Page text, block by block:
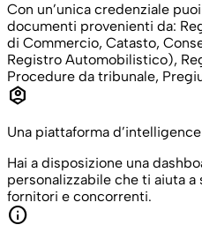
Con un’unica credenziale
documenti provenienti da:
di Commercio, Catasto,
Registro Automobilistico),
Procedure da tribunale,
identity_platform
Una piattaforma
Hai a disposizione una
personalizzabile che ti aiuta
fornitori e concorrenti.
info